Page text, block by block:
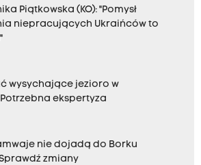
Piątkowska (KO): "Pomysł
niepracujących Ukraińców to
wysychające jezioro w
ekspertyza
nie dojadą do Borku
zmiany